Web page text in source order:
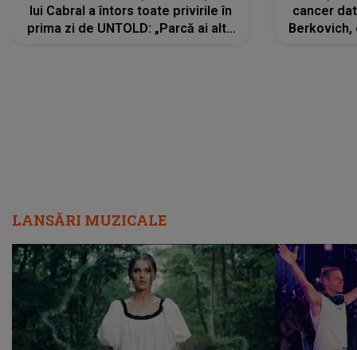
lui Cabral a întors toate privirile în
prima zi de UNTOLD: „Parcă ai altă
cancer
Berkovich,
LANSĂRI MUZICALE